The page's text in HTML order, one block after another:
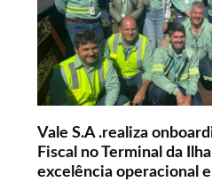
Vale S.A .realiza
Fiscal no Terminal da
excelência operacional